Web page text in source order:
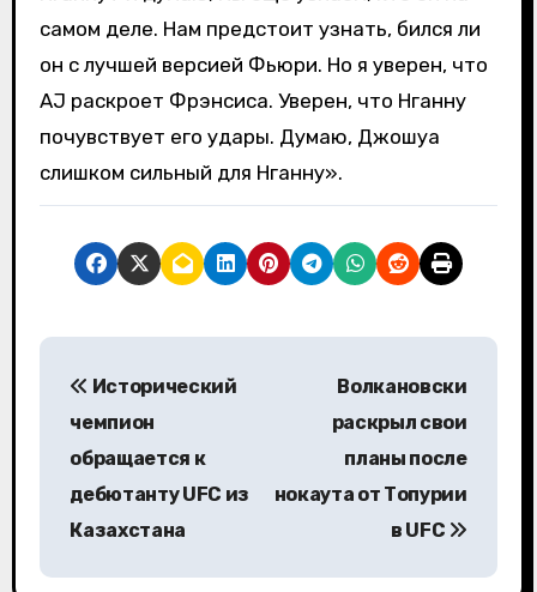
самом деле. Нам предстоит узнать, бился ли
он с лучшей версией Фьюри. Но я уверен, что
AJ раскроет Фрэнсиса. Уверен, что Нганну
почувствует его удары. Думаю, Джошуа
слишком сильный для Нганну».
Н
Исторический
чемпион
обращается к
дебютанту UFC из
Казахстана
Волкановски
раскрыл свои
планы после
нокаута от Топурии
в UFC